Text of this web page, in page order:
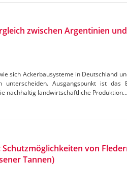
zwischen Argentinien und
sich Ackerbausysteme in Deutschland
unterscheiden. Ausgangspunkt ist das
nachhaltig landwirtschaftliche Produktion…
von
Tannen)